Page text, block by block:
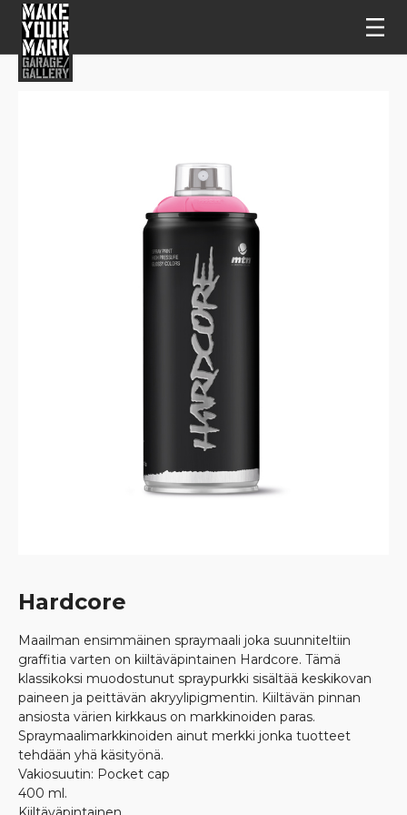
Hardcore
Maailman ensimmäinen spraymaali joka suunniteltiin
graffitia varten on kiiltäväpintainen Hardcore. Tämä
klassikoksi muodostunut spraypurkki sisältää keskikovan
paineen ja peittävän akryylipigmentin. Kiiltävän pinnan
ansiosta värien kirkkaus on markkinoiden paras.
Spraymaalimarkkinoiden ainut merkki jonka tuotteet
tehdään yhä käsityönä.
Vakiosuutin: Pocket cap
400 ml.